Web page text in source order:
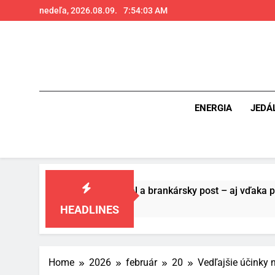
to
nedeľa, 2026.08.09. 7:54:04 AM
ENERGIA
HEADLINES
pre futbal a brankársky post – aj vďaka produktom z
Home 2026 február 20 Vedľajšie účinky